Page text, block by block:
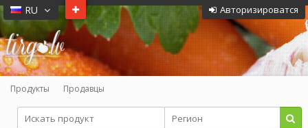
Авторизироватся
RU
Продукты Продавцы